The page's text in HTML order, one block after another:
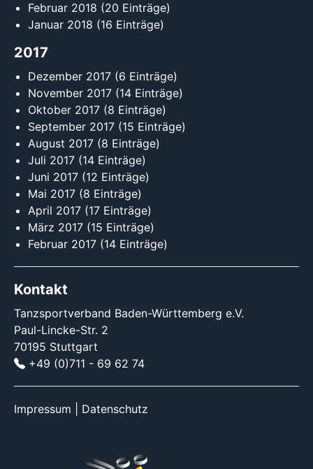
Februar 2018 (20 Einträge)
Januar 2018 (16 Einträge)
2017
Dezember 2017 (6 Einträge)
November 2017 (14 Einträge)
Oktober 2017 (8 Einträge)
September 2017 (15 Einträge)
August 2017 (8 Einträge)
Juli 2017 (14 Einträge)
Juni 2017 (12 Einträge)
Mai 2017 (8 Einträge)
April 2017 (17 Einträge)
März 2017 (15 Einträge)
Februar 2017 (14 Einträge)
Kontakt
Tanzsportverband Baden-Württemberg e.V.
Paul-Lincke-Str. 2
70195 Stuttgart
+49 (0)711 - 69 62 74
Impressum Datenschutz